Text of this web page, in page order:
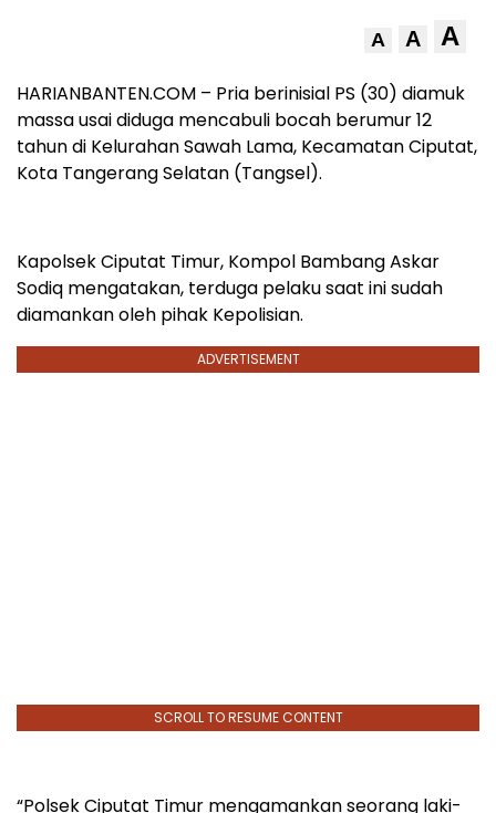
A A A
HARIANBANTEN.COM – Pria berinisial PS (30) diamuk
massa usai diduga mencabuli bocah berumur 12
tahun di Kelurahan Sawah Lama, Kecamatan Ciputat,
Kota Tangerang Selatan (Tangsel).
Kapolsek Ciputat Timur, Kompol Bambang Askar
Sodiq mengatakan, terduga pelaku saat ini sudah
diamankan oleh pihak Kepolisian.
ADVERTISEMENT
SCROLL TO RESUME CONTENT
“Polsek Ciputat Timur mengamankan seorang laki-